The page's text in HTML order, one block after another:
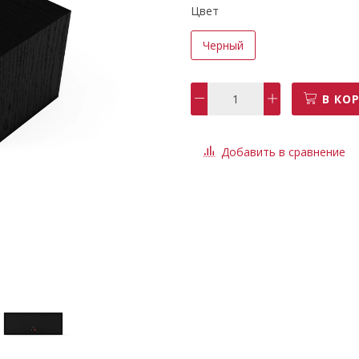
Цвет
Черный
В
Добавить в сравнение